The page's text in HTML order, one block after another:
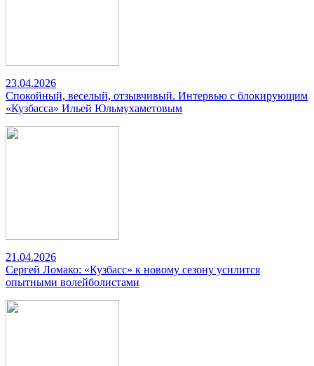
23.04.2026
Спокойный, веселый, отзывчивый. Интервью с блокирующим
«Кузбасса» Ильей Юльмухаметовым
21.04.2026
Сергей Ломако: «Кузбасс» к новому сезону усилится
опытными волейболистами